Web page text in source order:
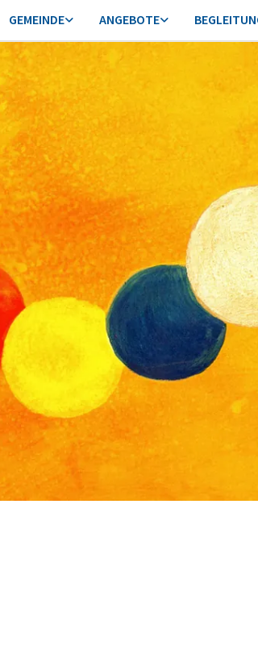
GEMEINDE ANGEBOTE